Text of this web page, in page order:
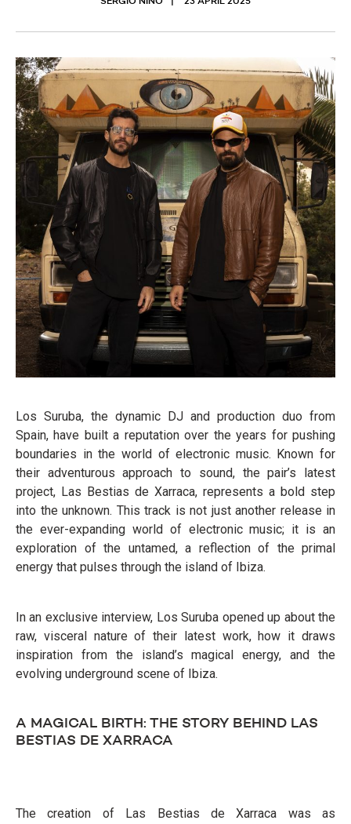
Los Suruba, the dynamic DJ and production duo from
Spain, have built a reputation over the years for pushing
boundaries in the world of electronic music. Known for
their adventurous approach to sound, the pair’s latest
project, Las Bestias de Xarraca, represents a bold step
into the unknown. This track is not just another release in
the ever-expanding world of electronic music; it is an
exploration of the untamed, a reflection of the primal
energy that pulses through the island of Ibiza.
In an exclusive interview, Los Suruba opened up about the
raw, visceral nature of their latest work, how it draws
inspiration from the island’s magical energy, and the
evolving underground scene of Ibiza.
A MAGICAL BIRTH: THE STORY BEHIND LAS
BESTIAS DE XARRACA
The creation of Las Bestias de Xarraca was as